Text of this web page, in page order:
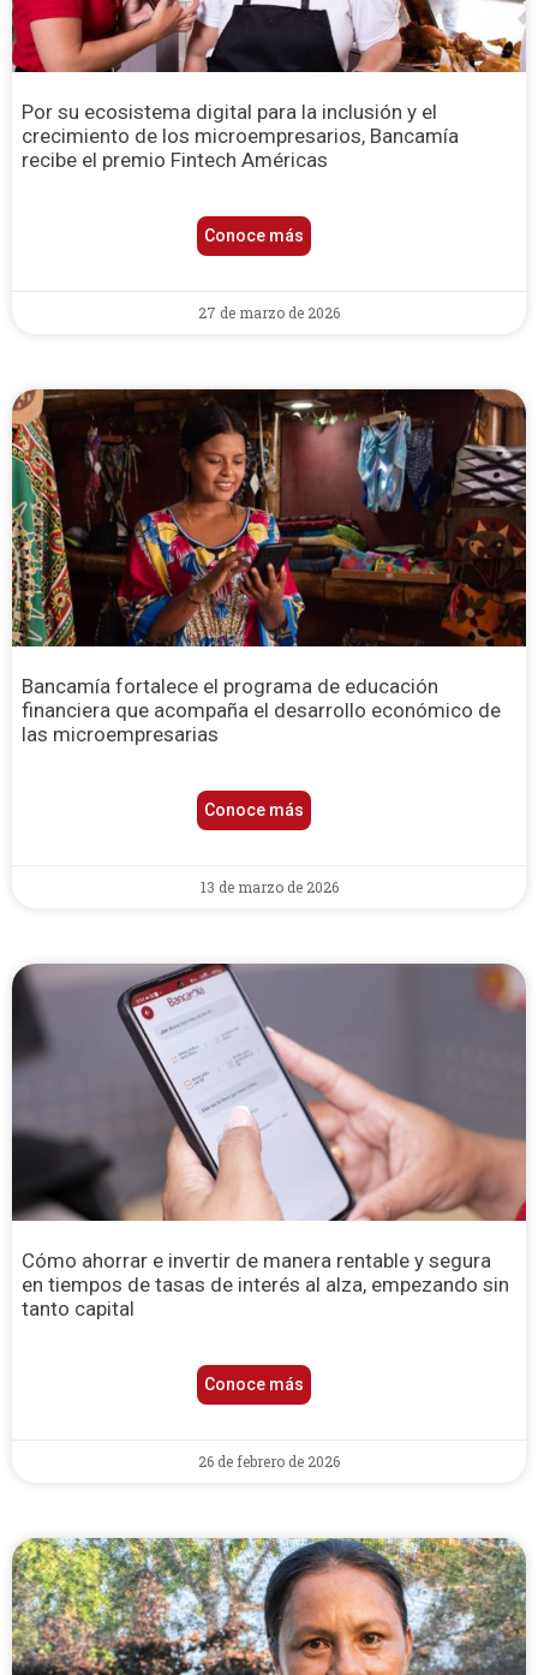
Por su ecosistema digital para la inclusión y el
crecimiento de los microempresarios, Bancamía
recibe el premio Fintech Américas
Conoce más
27 de marzo de 2026
Bancamía fortalece el programa de educación
financiera que acompaña el desarrollo económico de
las microempresarias
Conoce más
13 de marzo de 2026
Cómo ahorrar e invertir de manera rentable y segura
en tiempos de tasas de interés al alza, empezando sin
tanto capital
Conoce más
26 de febrero de 2026